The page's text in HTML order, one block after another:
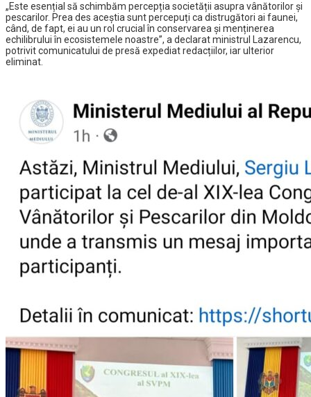
„Este esențial să schimbăm percepția societății asupra vânătorilor și
pescarilor. Prea des aceștia sunt percepuți ca distrugători ai faunei,
când, de fapt, ei au un rol crucial în conservarea și menținerea
echilibrului în ecosistemele noastre”, a declarat ministrul Lazarencu,
potrivit comunicatului de presă expediat redacțiilor, iar ulterior
eliminat.